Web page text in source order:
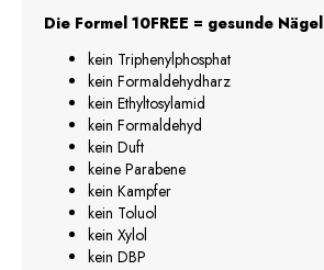
Die Formel 10FREE = gesunde Nägel
kein Triphenylphosphat
kein Formaldehydharz
kein Ethyltosylamid
kein Formaldehyd
kein Duft
keine Parabene
kein Kampfer
kein Toluol
kein Xylol
kein DBP